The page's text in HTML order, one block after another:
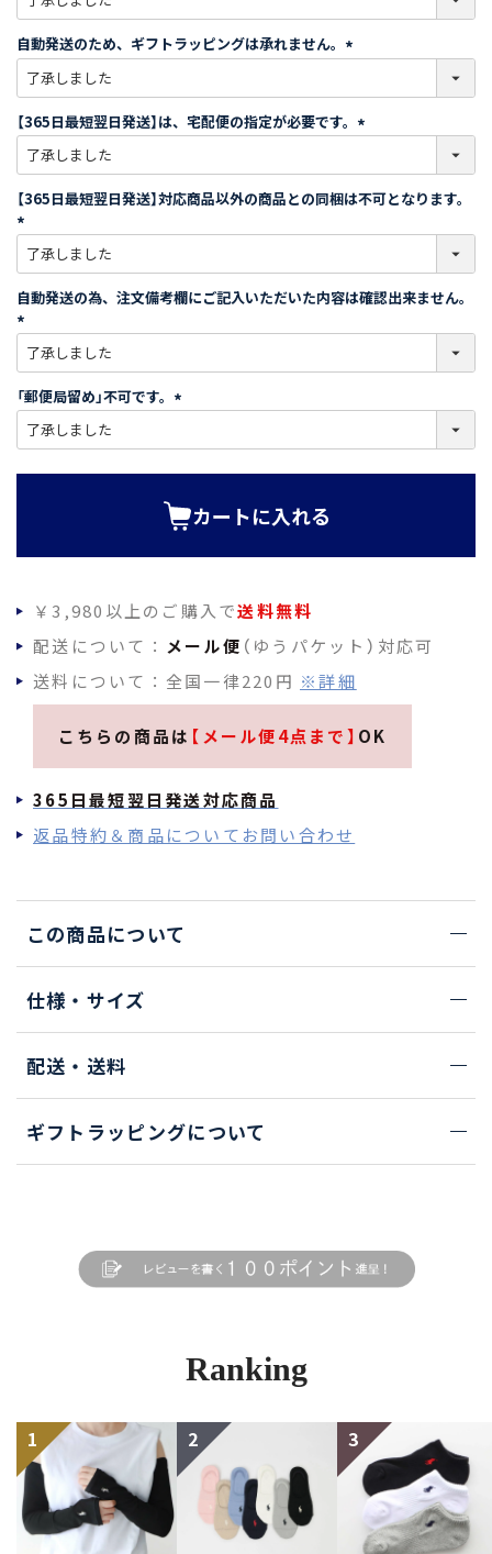
必
)
自動発送のため、ギフトラッピングは承れません。
必
)
【365日最短翌日発送】は、宅配便の指定が必要です。
必
須
【365日最短翌日発送】対応商品以外の商品との同梱は不可となります。
必
須
)
自動発送の為、注文備考欄にご記入いただいた内容は確認出来ません。
必
須
)
「郵便局留め」不可です。
必
カートに入れる
￥3,980以上のご購入で送料無料
配送について： メール便 （ゆうパケット）対応可
送料について：全国一律220円 ※詳細
こちらの商品は 【メール便4点まで】 OK
365日最短翌日発送対応商品
返品特約＆商品についてお問い合わせ
この商品について
仕様・サイズ
配送・送料
ギフトラッピングについて
Ranking